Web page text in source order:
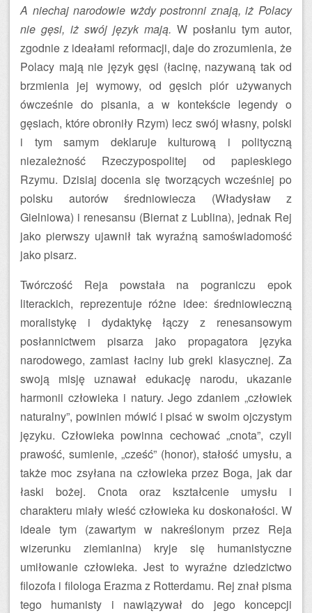
A niechaj narodowie wżdy postronni znają, iż Polacy
nie gęsi, iż swój język mają. W posłaniu tym autor,
zgodnie z ideałami reformacji, daje do zrozumienia, że
Polacy mają nie język gęsi (łacinę, nazywaną tak od
brzmienia jej wymowy, od gęsich piór używanych
ówcześnie do pisania, a w kontekście legendy o
gęsiach, które obroniły Rzym) lecz swój własny, polski
i tym samym deklaruje kulturową i polityczną
niezależność Rzeczypospolitej od papieskiego
Rzymu. Dzisiaj docenia się tworzących wcześniej po
polsku autorów średniowiecza (Władysław z
Gielniowa) i renesansu (Biernat z Lublina), jednak Rej
jako pierwszy ujawnił tak wyraźną samoświadomość
jako pisarz.
Twórczość Reja powstała na pograniczu epok
literackich, reprezentuje różne idee: średniowieczną
moralistykę i dydaktykę łączy z renesansowym
posłannictwem pisarza jako propagatora języka
narodowego, zamiast łaciny lub greki klasycznej. Za
swoją misję uznawał edukację narodu, ukazanie
harmonii człowieka i natury. Jego zdaniem „człowiek
naturalny”, powinien mówić i pisać w swoim ojczystym
języku. Człowieka powinna cechować „cnota”, czyli
prawość, sumienie, „cześć” (honor), stałość umysłu, a
także moc zsyłana na człowieka przez Boga, jak dar
łaski bożej. Cnota oraz kształcenie umysłu i
charakteru miały wieść człowieka ku doskonałości. W
ideale tym (zawartym w nakreślonym przez Reja
wizerunku ziemianina) kryje się humanistyczne
umiłowanie człowieka. Jest to wyraźne dziedzictwo
filozofa i filologa Erazma z Rotterdamu. Rej znał pisma
tego humanisty i nawiązywał do jego koncepcji